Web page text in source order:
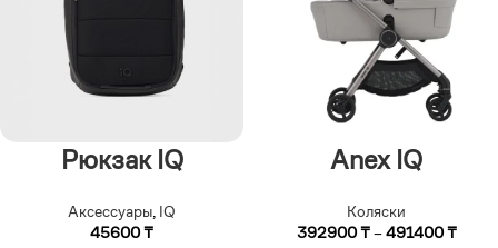
Рюкзак IQ
Аксессуары, IQ
45600₸
Anex IQ
Коляски
392900₸–491400₸